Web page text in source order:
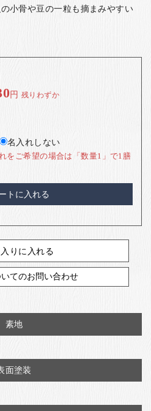
小骨や豆の一粒も摘まみやすい
円 残りわずか
名入れしない
をご希望の場合は「数量1」で1膳
トに入れる
りに入れる
てのお問い合わせ
素地
面塗装